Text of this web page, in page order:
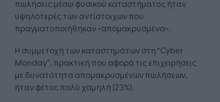
πωλήσεις μέσω φυσικού καταστήματος ήταν
υψηλότερές των αντίστοιχων που
πραγματοποιήθηκαν «απομακρυσμένα».
Η συμμετοχή των καταστημάτων στη “Cyber
Monday”, πρακτική που αφορά τις επιχειρήσεις
με δυνατότητα απομακρυσμένων πωλήσεων,
ήταν φέτος πολύ χαμηλή (23%).